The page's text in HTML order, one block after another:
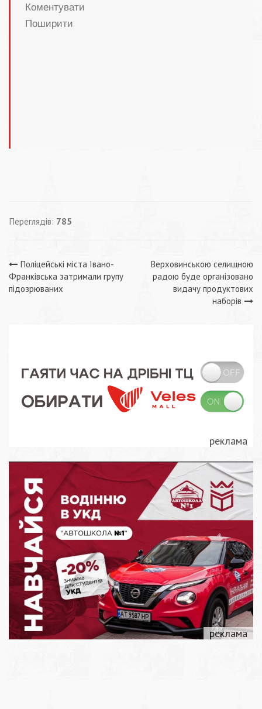
Коментувати
Поширити
Переглядів: 785
Навігація
записів
Поліцейські міста Івано-
Франківська затримали групу
підозрюваних
Верховинською селищною
радою буде організовано
видачу продуктових
наборів